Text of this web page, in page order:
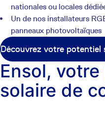
nationales ou locales
Un de nos installateurs
panneaux photovoltaïques
Découvrez votre potentiel
Ensol,
solaire de